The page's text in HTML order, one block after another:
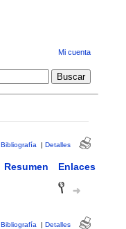
Mi cuenta
Bibliografía | Detalles
Resumen Enlaces
Bibliografía | Detalles